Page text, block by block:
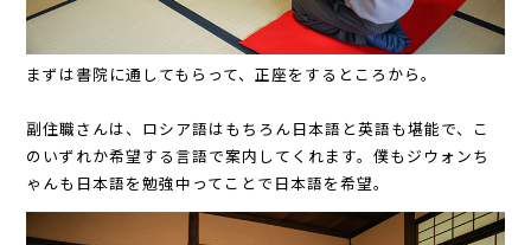
まずは書院に通してもらって、正座をするところから。
副住職さんは、ロシア語はもちろん日本語と英語も堪能で、こ
のいずれか希望する言語で案内してくれます。僕もジウォンち
ゃんも日本語を勉強中ってことで日本語を希望。